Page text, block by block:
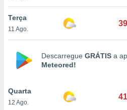
a
Terça
11 Ago.
Descarregue GRÁTIS a
Meteored!
Quarta
12 Ago.